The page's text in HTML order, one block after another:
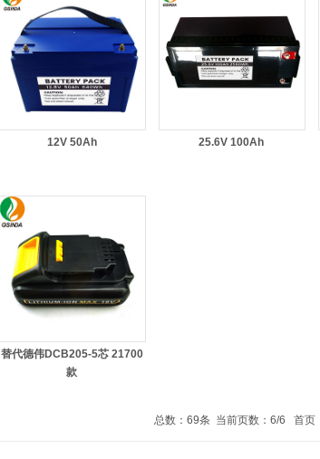
12V 50Ah 25.6V 100Ah
替代德伟DCB205-5芯 21700
款
总数：69条 当前页数： 6/6 首页